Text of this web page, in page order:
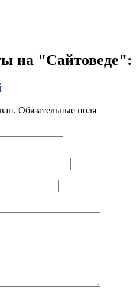
на "Сайтоведе":
Обязательные поля